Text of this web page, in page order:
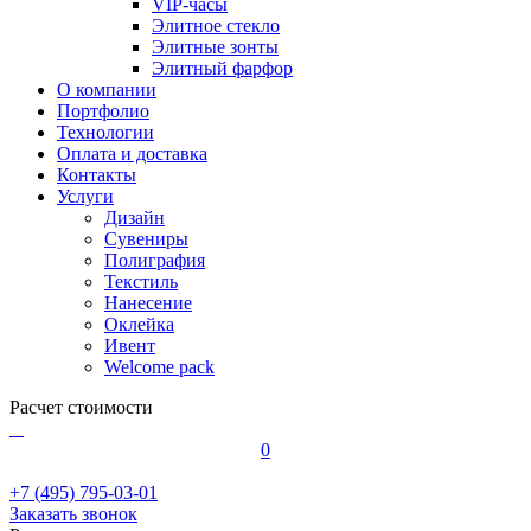
VIP-часы
Элитное стекло
Элитные зонты
Элитный фарфор
О компании
Портфолио
Технологии
Оплата и доставка
Контакты
Услуги
Дизайн
Сувениры
Полиграфия
Текстиль
Нанесение
Оклейка
Ивент
Welcome pack
Расчет стоимости
0
+7 (495) 795-03-01
Заказать звонок